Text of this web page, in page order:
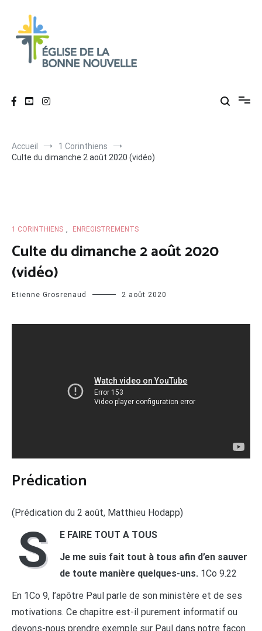
contenu
Accueil
1 Corinthiens
Culte du dimanche 2 août 2020 (vidéo)
1 CORINTHIENS , ENREGISTREMENTS
Culte du dimanche 2 août 2020
(vidéo)
Etienne Grosrenaud 2 août 2020
Prédication
(Prédication du 2 août, Matthieu Hodapp)
S
E FAIRE TOUT A TOUS
Je me suis fait tout à tous afin d’en sauver
de toute manière quelques-uns. 1Co 9.22
En 1Co 9, l’apôtre Paul parle de son ministère et de ses
motivations. Ce chapitre est-il purement informatif ou
devons-nous prendre exemple sur Paul dans notre façon